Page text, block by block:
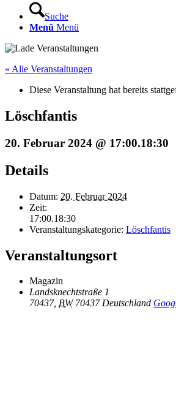
Suche
Menü Menü
« Alle Veranstaltungen
Diese Veranstaltung hat bereits
Löschfantis
20. Februar 2024 @ 17:00.18:30
Details
Datum: 20. Februar 2024
Zeit:
17:00.18:30
Veranstaltungskategorie: Löschfantis
Veranstaltungsort
Magazin
Landsknechtstraße 1
70437, BW 70437 Deutschland